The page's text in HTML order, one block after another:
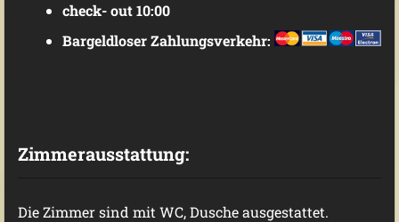
check- out 10:00
Bargeldloser Zahlungsverkehr:
Zimmerausstattung:
Die Zimmer sind mit WC, Dusche ausgestattet.